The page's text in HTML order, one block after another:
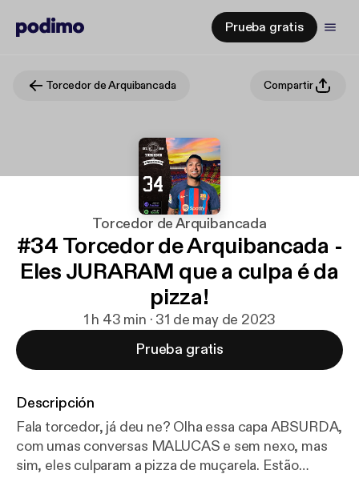
Prueba gratis
Torcedor de Arquibancada Compartir
Torcedor de Arquibancada
#34 Torcedor de Arquibancada -
Eles JURARAM que a culpa é da
pizza!
1 h 43 min · 31 de may de 2023
Prueba gratis
Descripción
Fala torcedor, já deu ne? Olha essa capa ABSURDA,
com umas conversas MALUCAS e sem nexo, mas
sim, eles culparam a pizza de muçarela. Estão